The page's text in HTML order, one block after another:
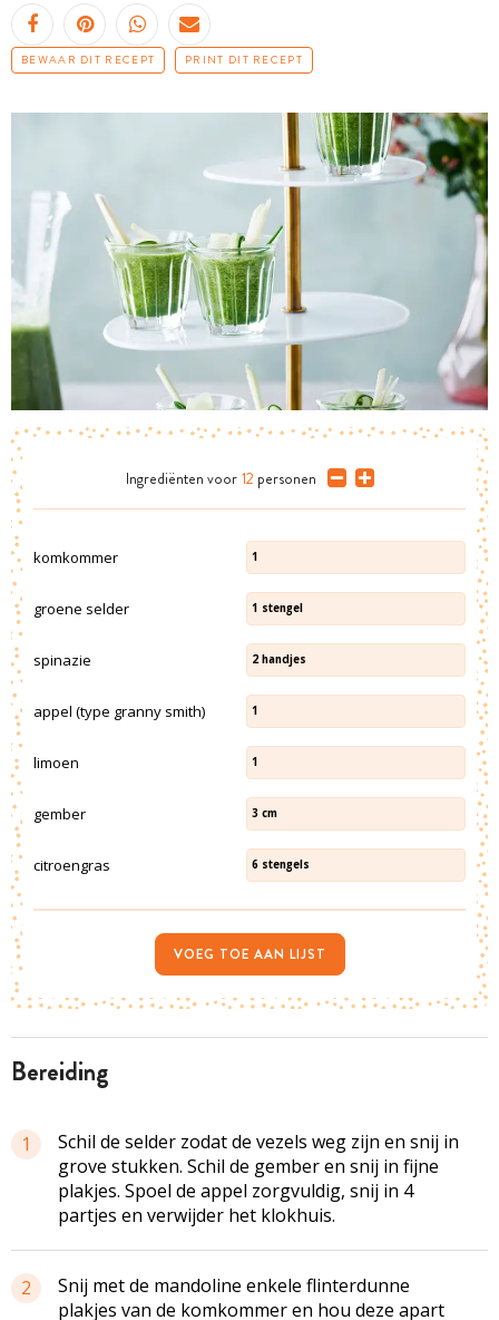
BEWAAR DIT RECEPT PRINT DIT RECEPT
bereiding
1
Schil de selder zodat de vezels weg zijn en snij in
grove stukken. Schil de gember en snij in fijne
plakjes. Spoel de appel zorgvuldig, snij in 4
partjes en verwijder het klokhuis.
2
Snij met de mandoline enkele flinterdunne
plakjes van de komkommer en hou deze apart
Ingrediënten voor 12 personen
komkommer 1
groene selder 1 stengel
spinazie 2 handjes
appel (type granny smith) 1
limoen 1
gember 3 cm
citroengras 6 stengels
VOEG TOE AAN LIJST